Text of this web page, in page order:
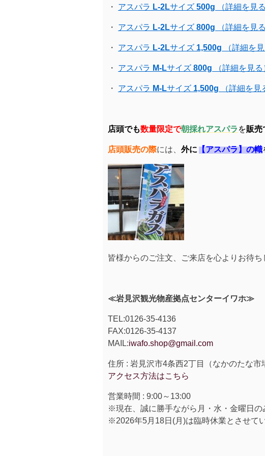
・ アスパラ L-2Lサイズ 500g （詳細を見る
・ アスパラ L-2Lサイズ 800g （詳細を見る
・ アスパラ L-2Lサイズ 1,500g （詳細を見
・ アスパラ M-Lサイズ 800g （詳細を見る
・ アスパラ M-Lサイズ 1,500g （詳細を見
店頭でも数量限定で朝採れアスパラ を販売
店頭販売の際には、 外に 【アスパラ】の幟
皆様からのご注文、ご来店を心よりお待ち
≪岩見沢観光物産拠点センターイワホ≫
TEL:0126-35-4136
FAX:0126-35-4137
MAIL:iwafo.shop@gmail.com
住所 : 岩見沢市4条西2丁目（なかのたな市
アクセス方法はこちら
営業時間 : 9:00～13:00
※現在、誠に勝手ながら月・水・金曜日の
※2026年5月18日(月)は臨時休業とさせて